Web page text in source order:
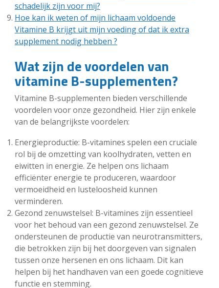
schadelijk zijn voor mij?
Hoe kan ik weten of mijn lichaam voldoende
Vitamine B krijgt uit mijn voeding of dat ik extra
supplement nodig hebben ?
Wat zijn de voordelen van
vitamine B-supplementen?
Vitamine B-supplementen bieden verschillende
voordelen voor onze gezondheid. Hier zijn enkele
van de belangrijkste voordelen:
Energieproductie: B-vitamines spelen een cruciale
rol bij de omzetting van koolhydraten, vetten en
eiwitten in energie. Ze helpen ons lichaam
efficiënter energie te produceren, waardoor
vermoeidheid en lusteloosheid kunnen
verminderen.
Gezond zenuwstelsel: B-vitamines zijn essentieel
voor het behoud van een gezond zenuwstelsel. Ze
ondersteunen de productie van neurotransmitters,
die betrokken zijn bij het doorgeven van signalen
tussen onze hersenen en ons lichaam. Dit kan
helpen bij het handhaven van een goede cognitieve
functie en stemming.